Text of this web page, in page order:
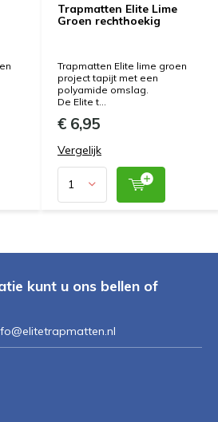
Trapmatten Elite Lime
Groen rechthoekig
Trapmatten Elite lime groen
project tapijt met een
polyamide omslag.
De Elite t...
€ 6,95
Vergelijk
kunt u ons bellen of